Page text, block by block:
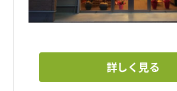
詳しく見る